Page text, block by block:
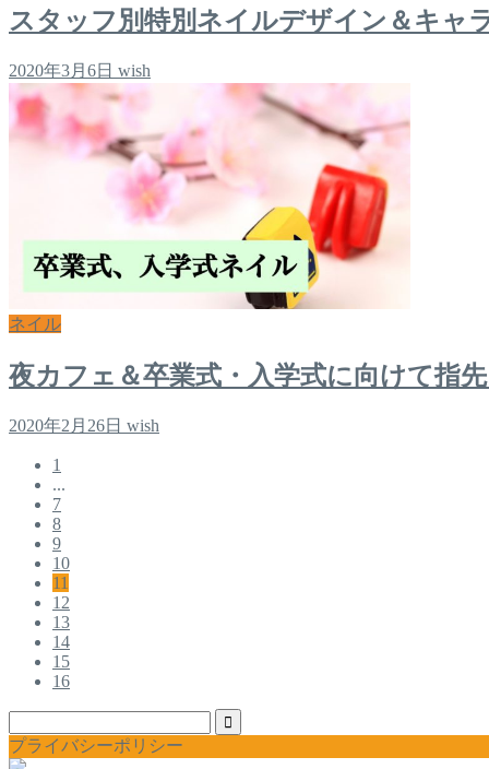
スタッフ別特別ネイルデザイン＆キャ
2020年3月6日 wish
ネイル
夜カフェ＆卒業式・入学式に向けて指
2020年2月26日 wish
1
...
7
8
9
10
11
12
13
14
15
16
プライバシーポリシー